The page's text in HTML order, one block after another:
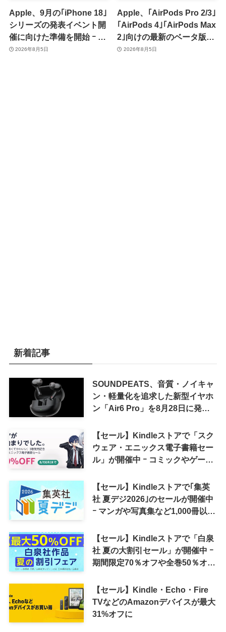
Apple、9月の｢iPhone 18｣
シリーズの発表イベント開
催に向けた準備を開始 ｰ 9
月8日か9月9日に開催見込
2026年8月5日
Apple、｢AirPods Pro 2/3｣
｢AirPods 4｣｢AirPods Max
2｣向けの最新のベータ版フ
ァームウェア｢9A5336b｣を
2026年8月5日
新着記事
SOUNDPEATS、音質・ノイキャ
ン・軽量化を追求した新型イヤホ
ン「Air6 Pro」を8月28日に発売
【セール】Kindleストアで「スク
ウェア・エニックス電子書籍セー
ル」が開催中 ｰ コミックやゲーム
【セール】Kindleストアで｢集英
社 夏デジ2026｣のセールが開催中
ｰ マンガや写真集など1,000冊以上
【セール】Kindleストアで「白泉
社 夏の大割引セール」が開催中 ｰ
期間限定70％オフや全巻50％オフ
【セール】Kindle・Echo・Fire
TVなどのAmazonデバイスが最大
31%オフに